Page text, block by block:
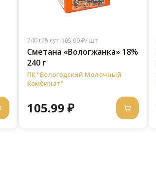
240 г25 сут.105.99 ₽/ шт
Сметана «Вологжанка» 18%
240 г
ПК "Вологодский Молочный
Комбинат"
105.99 ₽